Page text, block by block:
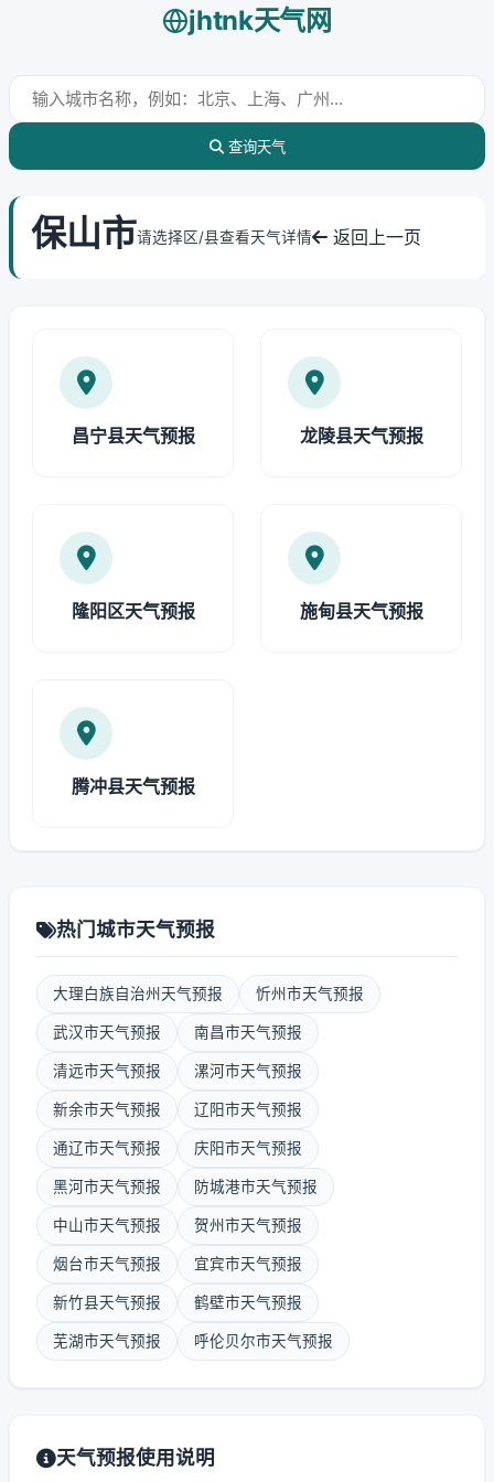
jhtnk天气网
查询天气
保山市请选择区/县查看天气详情 返回上一页
昌宁县天气预报 龙陵县天气预报
隆阳区天气预报 施甸县天气预报
腾冲县天气预报
热门城市天气预报
大理白族自治州天气预报 忻州市天气预报
武汉市天气预报 南昌市天气预报
清远市天气预报 漯河市天气预报
新余市天气预报 辽阳市天气预报
通辽市天气预报 庆阳市天气预报
黑河市天气预报 防城港市天气预报
中山市天气预报 贺州市天气预报
烟台市天气预报 宜宾市天气预报
新竹县天气预报 鹤壁市天气预报
芜湖市天气预报 呼伦贝尔市天气预报
天气预报使用说明